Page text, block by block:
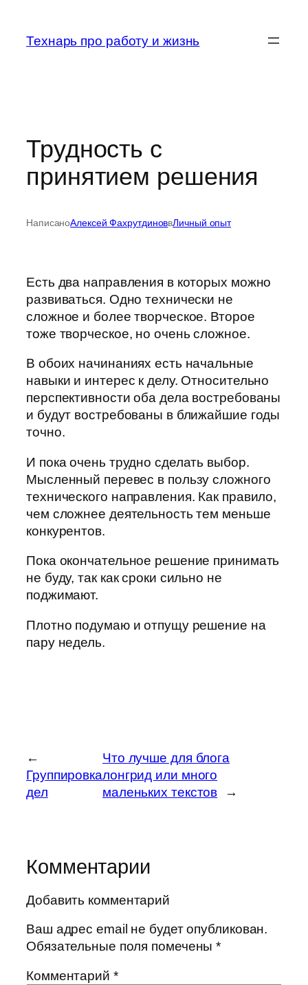
содержимому
Технарь про работу и жизнь
Трудность с
принятием решения
НаписаноАлексей ФахрутдиноввЛичный опыт
Есть два направления в которых можно
развиваться. Одно технически не
сложное и более творческое. Второе
тоже творческое, но очень сложное.
В обоих начинаниях есть начальные
навыки и интерес к делу. Относительно
перспективности оба дела востребованы
и будут востребованы в ближайшие годы
точно.
И пока очень трудно сделать выбор.
Мысленный перевес в пользу сложного
технического направления. Как правило,
чем сложнее деятельность тем меньше
конкурентов.
Пока окончательное решение принимать
не буду, так как сроки сильно не
поджимают.
Плотно подумаю и отпущу решение на
пару недель.
←
Группировка
дел
Что лучше для блога
лонгрид или много
маленьких текстов
→
Комментарии
Добавить комментарий
Ваш адрес email не будет опубликован.
Обязательные поля помечены*
Комментарий *